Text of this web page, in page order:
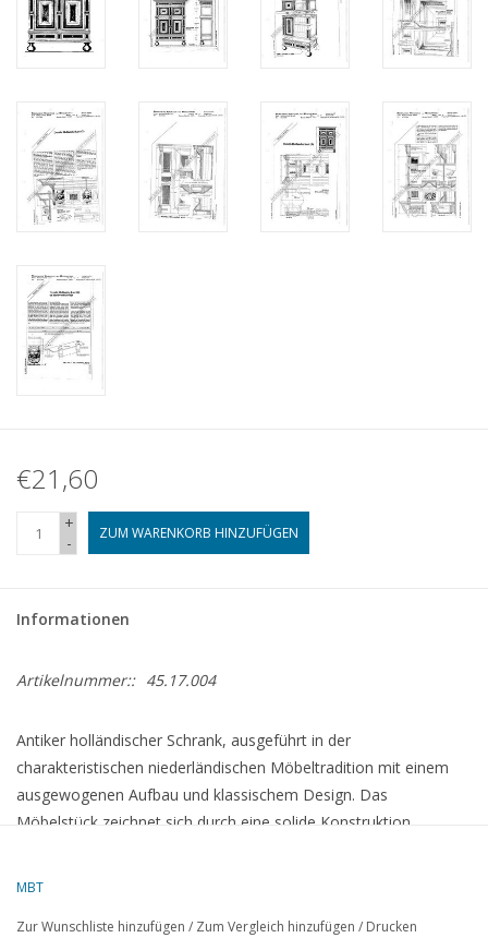
€21,60
+
-
ZUM WARENKORB HINZUFÜGEN
Informationen
Artikelnummer:: 45.17.004
Antiker holländischer Schrank, ausgeführt in der
charakteristischen niederländischen Möbeltradition mit einem
ausgewogenen Aufbau und klassischem Design. Das
Möbelstück zeichnet sich durch eine solide Konstruktion,
widerspiegelt.
MBT
Zur Wunschliste hinzufügen / Zum Vergleich hinzufügen / Drucken